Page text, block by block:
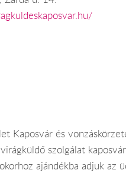
Kaposvár és
szolgálat
ajándékba adjuk az